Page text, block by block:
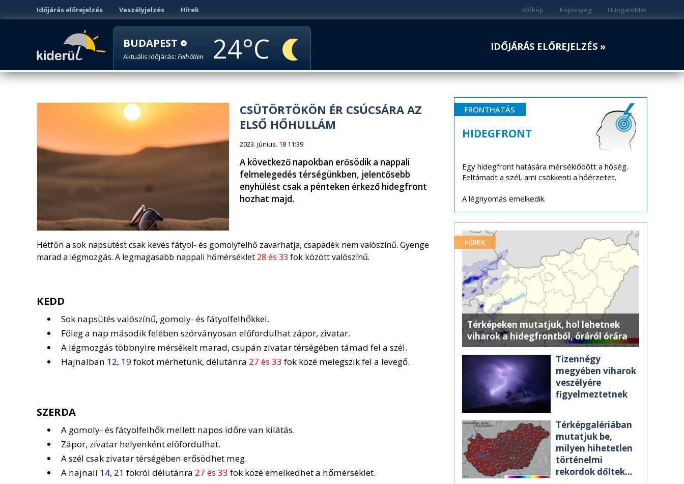
Időjárás előrejelzés Veszélyjelzés Hírek HungaroMet
Köpönyeg
Időkép
BUDAPEST
Aktuális Időjárás: Felhőtlen 24 IDŐJÁRÁS ELŐREJELZÉS »
CSÜTÖRTÖKÖN ÉR CSÚCSÁRA AZ
ELSŐ HŐHULLÁM
2023. június. 18 11:39
A következő napokban erősödik a nappali
felmelegedés térségünkben, jelentősebb
enyhülést csak a pénteken érkező hidegfront
hozhat majd.
Hétfőn a sok napsütést csak kevés fátyol- és gomolyfelhő zavarhatja, csapadék nem valószínű. Gyenge
marad a légmozgás. A legmagasabb nappali hőmérséklet 28 és 33 fok között valószínű.
KEDD
Sok napsütés valószínű, gomoly- és fátyolfelhőkkel.
Főleg a nap második felében szórványosan előfordulhat zápor, zivatar.
A légmozgás többnyire mérsékelt marad, csupán zivatar térségében támad fel a szél.
Hajnalban 12, 19fokot mérhetünk, délutánra 27 és 33 fok közé melegszik fel a levegő.
SZERDA
A gomoly- és fátyolfelhők mellett napos időre van kilátás.
Zápor, zivatar helyenként előfordulhat.
A szél csak zivatar térségében erősödhet meg.
A hajnali 14, 21 fokról délutánra 27 és 33 fok közé emelkedhet a hőmérséklet.
FRONTHATÁS
HIDEGFRONT
Egy hidegfront hatására mérséklődött a hőség.
Feltámadt a szél, ami csökkenti a hőérzetet.
A légnyomás emelkedik.
HÍREK
Térképeken mutatjuk, hol lehetnek
viharok a hidegfrontból, óráról órára
Tizennégy
megyében viharok
veszélyére
figyelmeztetnek
Térképgalériában
mutatjuk be,
milyen hihetetlen
történelmi
rekordok dőltek